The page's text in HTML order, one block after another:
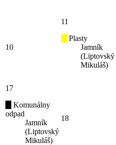
10
11
Plasty
Jamník
(Liptovský
Mikuláš)
17
Komunálny
odpad
Jamník
(Liptovský
Mikuláš)
18